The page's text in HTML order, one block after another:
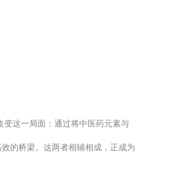
这一局面：通过将中医药元素与
的桥梁。这两者相辅相成，正成为